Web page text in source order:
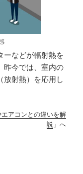
ーなどが輻射熱を
昨今では、室内の
放射熱）を応用し
アコンとの違いを解
説」へ